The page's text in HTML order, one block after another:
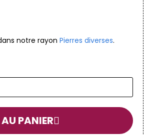
notre rayonPierres diverses.
PANIER